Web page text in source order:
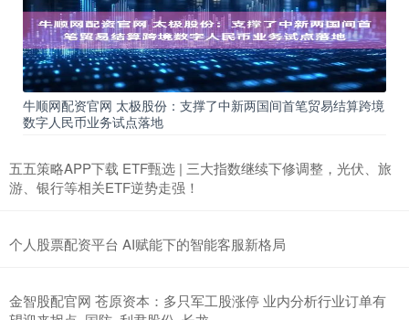
牛顺网配资官网 太极股份：支撑了中新两国间首笔贸易结算跨境
数字人民币业务试点落地
五五策略APP下载 ETF甄选 | 三大指数继续下修调整，光伏、旅
游、银行等相关ETF逆势走强！
个人股票配资平台 AI赋能下的智能客服新格局
金智股配官网 苍原资本：多只军工股涨停 业内分析行业订单有